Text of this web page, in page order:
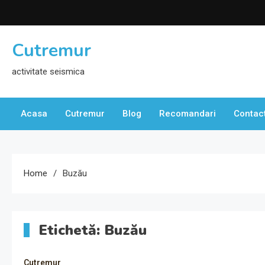
to
Cutremur
activitate seismica
Acasa Cutremur Blog Recomandari
Home Buzău
Etichetă: Buzău
Cutremur